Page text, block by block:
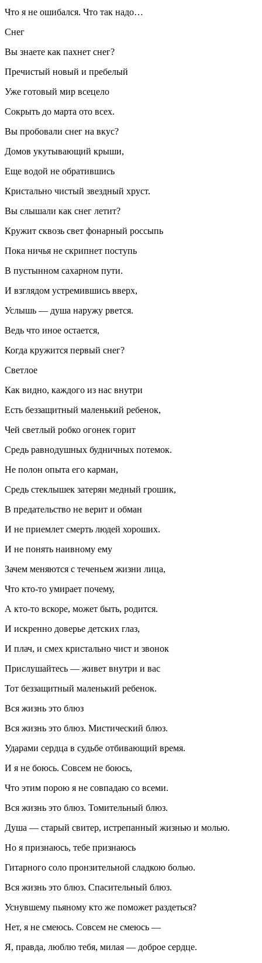
Что я не ошибался. Что так надо…
Снег
Вы знаете как пахнет снег?
Пречистый новый и пребелый
Уже готовый мир всецело
Сокрыть до марта ото всех.
Вы пробовали снег на вкус?
Домов укутывающий крыши,
Еще водой не обратившись
Кристально чистый звездный хруст.
Вы слышали как снег летит?
Кружит сквозь свет фонарный россыпь
Пока ничья не скрипнет поступь
В пустынном сахарном пути.
И взглядом устремившись вверх,
Услышь — душа наружу рвется.
Ведь что иное остается,
Когда кружится первый снег?
Светлое
Как видно, каждого из нас внутри
Есть беззащитный маленький ребенок,
Чей светлый робко огонек горит
Средь равнодушных будничных потемок.
Не полон опыта его карман,
Средь стеклышек затерян медный грошик,
В предательство не верит и обман
И не приемлет смерть людей хороших.
И не понять наивному ему
Зачем меняются с теченьем жизни лица,
Что кто-то умирает почему,
А кто-то вскоре, может быть, родится.
И искренно доверье детских глаз,
И плач, и смех кристально чист и звонок
Прислушайтесь — живет внутри и вас
Тот беззащитный маленький ребенок.
Вся жизнь это блюз
Вся жизнь это блюз. Мистический блюз.
Ударами сердца в судьбе отбивающий время.
И я не боюсь. Совсем не боюсь,
Что этим порою я не совпадаю со всеми.
Вся жизнь это блюз. Томительный блюз.
Душа — старый свитер, истрепанный жизнью и молью.
Но я признаюсь, тебе признаюсь
Гитарного соло пронзительной сладкою болью.
Вся жизнь это блюз. Спасительный блюз.
Уснувшему пьяному кто же поможет раздеться?
Нет, я не смеюсь. Совсем не смеюсь —
Я, правда, люблю тебя, милая — доброе сердце.